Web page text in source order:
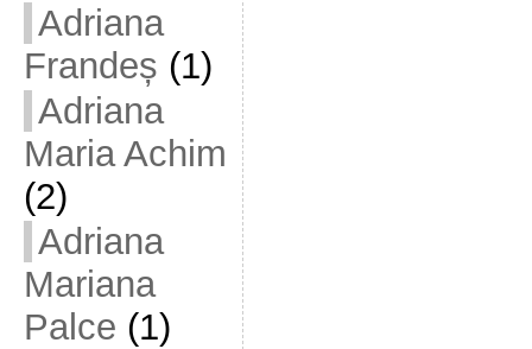
Adriana
Frandeș (1)
Adriana
Maria Achim
(2)
Adriana
Mariana
Palce (1)